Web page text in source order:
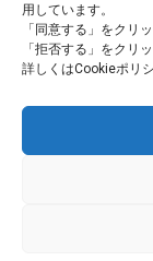
用しています。
「同意する」をクリ
「拒否する」をクリ
詳しくはCookieポリ
ホーム
PRIVACY